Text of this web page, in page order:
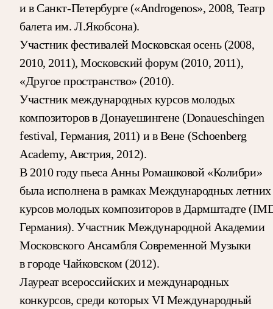
и в Санкт-Петербурге («Androgenos», 2008, Театр
балета им. Л.Якобсона).
Участник фестивалей Московская осень (2008,
2010, 2011), Московский форум (2010, 2011),
«Другое пространство» (2010).
Участник международных курсов молодых
композиторов в Донауешингене (Donaueschingen
festival, Германия, 2011) и в Вене (Schoenberg
Academy, Австрия, 2012).
В 2010 году пьеса Анны Ромашковой «Колибри»
была исполнена в рамках Международных летних
курсов молодых композиторов в Дармштадте
Германия). Участник Международной Академии
Московского Ансамбля Современной Музыки
в городе Чайковском (2012).
Лауреат всероссийских и международных
конкурсов, среди которых VI Международный